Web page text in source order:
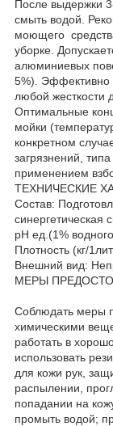
После выдержки
смыть водой.
моющего
уборке.
алюминиевых
5%). Эффективно
любой жесткости
Оптимальные
мойки
конкретном
загрязнений,
применением
ТЕХНИЧЕСКИЕ
Состав:
синергетическая
рН ед.(1%
Плотность (кг/
Внешний вид:
МЕРЫ
Соблюдать меры
химическими
работать в
использовать
для кожи рук,
распылении,
попадании на
промыть водой;